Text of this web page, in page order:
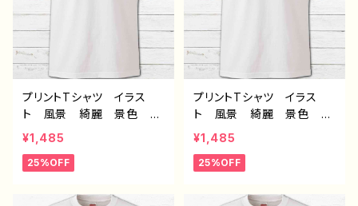
プリントTシャツ イラス
ト 風景 綺麗 景色 美
しい エモい かっこい
い おしゃれ メンズ レデ
ィース 個性的 おすす
ー 絵師 クリエイター
¥1,485
25%OFF
プリントTシャツ イラス
ト 風景 綺麗 景色 美
しい エモい かっこい
い おしゃれ メンズ レデ
ィース 個性的 おすす
ー 絵師 クリエイター
¥1,485
25%OFF